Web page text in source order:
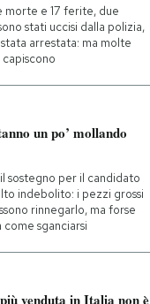
morte e 17 ferite, due
stati uccisi dalla polizia,
arrestata: ma molte
capiscono
un po’ mollando
sostegno per il candidato
indebolito: i pezzi grossi
rinnegarlo, ma forse
come sganciarsi
venduta in Italia non è